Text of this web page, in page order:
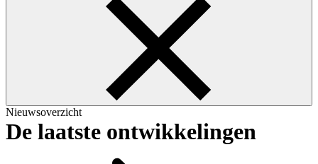
Nieuwsoverzicht
De laatste ontwikkelingen